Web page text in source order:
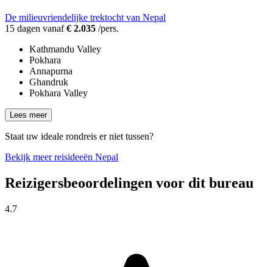
De milieuvriendelijke trektocht van Nepal
15 dagen vanaf€ 2.035 /pers.
Kathmandu Valley
Pokhara
Annapurna
Ghandruk
Pokhara Valley
Lees meer
Staat uw ideale rondreis er niet tussen?
Bekijk meer reisideeën Nepal
Reizigersbeoordelingen voor dit bureau
4.7